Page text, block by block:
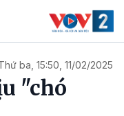
ba, 15:50, 11/02/2025
"chó